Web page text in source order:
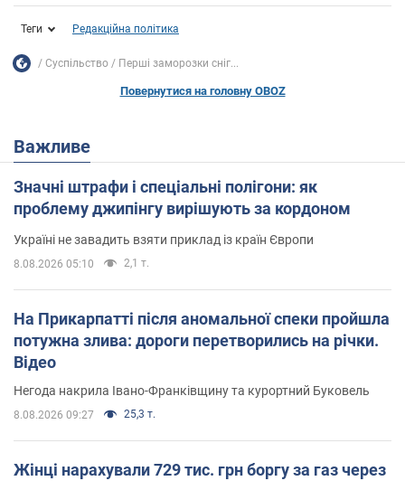
Теги Редакційна політика
Суспільство Перші заморозки сніг...
Повернутися на головну OBOZ
Важливе
Значні штрафи і спеціальні полігони: як
проблему джипінгу вирішують за кордоном
Україні не завадить взяти приклад із країн Європи
8.08.2026 05:10 2,1 т.
На Прикарпатті після аномальної спеки пройшла
потужна злива: дороги перетворились на річки.
Відео
Негода накрила Івано-Франківщину та курортний Буковель
8.08.2026 09:27 25,3 т.
Жінці нарахували 729 тис. грн боргу за газ через